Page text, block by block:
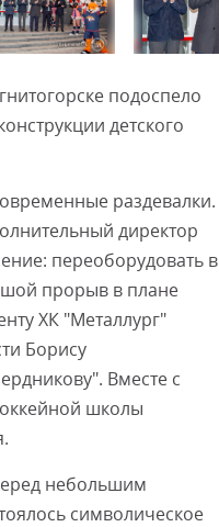
подоспело
детского
раздевалки.
директор
переоборудовать в
прорыв в плане
ХК "Металлург"
Борису
Вместе с
школы
небольшим
символическое